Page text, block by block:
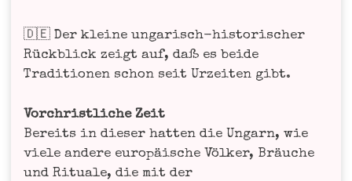
🇩🇪 Der klei­ne unga­risch-his­to­ri­scher
Rück­blick zeigt auf, daß es bei­de
Tra­di­tio­nen schon seit Urzei­ten gibt.
Vor­christ­li­che Zeit
Bereits in die­ser hat­ten die Ungarn, wie
vie­le ande­re euro­päi­sche Völ­ker, Bräu­che
und Ritua­le, die mit der